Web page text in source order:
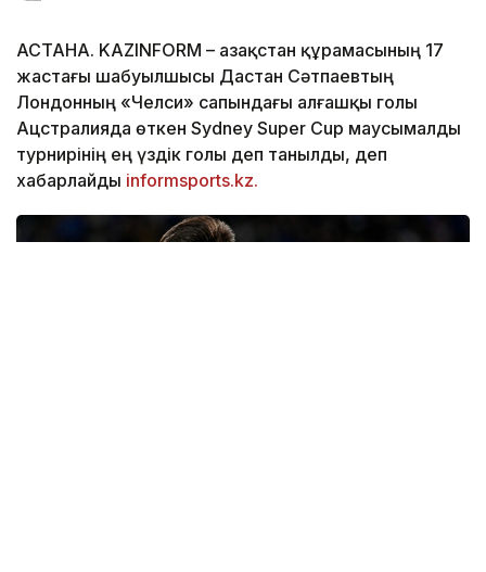
АСТАНА. KAZINFORM – Қазақстан құрамасының 17
жастағы шабуылшысы Дастан Сәтпаевтың
Лондонның «Челси» сапындағы алғашқы голы
Ацстралияда өткен Sydney Super Cup маусымалды
турнирінің ең үздік голы деп танылды, деп
хабарлайды informsports.kz.